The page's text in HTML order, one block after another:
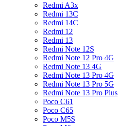
Redmi A3x
Redmi 13C
Redmi 14C
Redmi 12
Redmi 13
Redmi Note 12S
Redmi Note 12 Pro 4G
Redmi Note 13 4G
Redmi Note 13 Pro 4G
Redmi Note 13 Pro 5G
Redmi Note 13 Pro Plus
Poco C61
Poco C65
Poco M5S